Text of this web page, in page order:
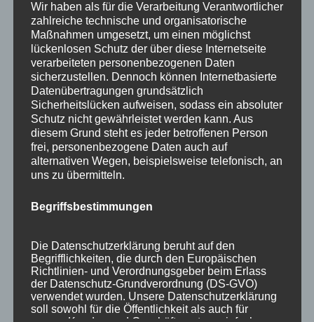
Ausstellungen
Flechtkurse
Impressionen
Info
Natur in Form
Termine
Stichworte
Allgäu Annette Rehle Atelier
Event Flechten flechten lernen Flechtkunst
Flechtkurs Flechtkurse Flechttechnik Flechtwerkstatt
Garten Gartenausstellung Handwerk
Wir haben als für die Verarbeitung Verantwortlicher
zahlreiche technische und organisatorische
Maßnahmen umgesetzt, um einen möglichst
lückenlosen Schutz der über diese Internetseite
verarbeiteten personenbezogenen Daten
sicherzustellen. Dennoch können Internetbasierte
Datenübertragungen grundsätzlich
Sicherheitslücken aufweisen, sodass ein absoluter
Schutz nicht gewährleistet werden kann. Aus
diesem Grund steht es jeder betroffenen Person
frei, personenbezogene Daten auch auf
alternativen Wegen, beispielsweise telefonisch, an
uns zu übermitteln.
Begriffsbestimmungen
Die Datenschutzerklärung beruht auf den
Begrifflichkeiten, die durch den Europäischen
Richtlinien- und Verordnungsgeber beim Erlass
der Datenschutz-Grundverordnung (DS-GVO)
verwendet wurden. Unsere Datenschutzerklärung
soll sowohl für die Öffentlichkeit als auch für